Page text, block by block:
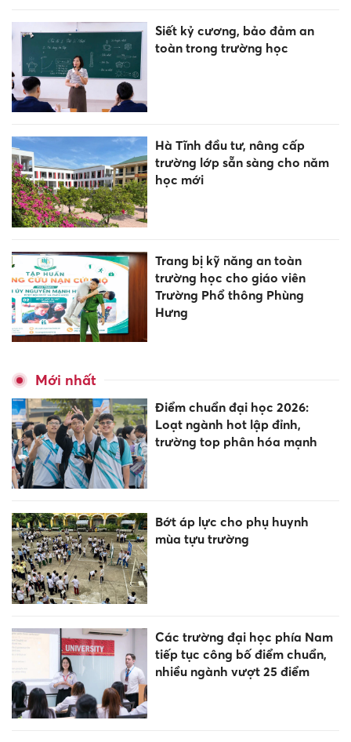
Siết kỷ cương, bảo đảm an
toàn trong trường học
Hà Tĩnh đầu tư, nâng cấp
trường lớp sẵn sàng cho năm
học mới
Trang bị kỹ năng an toàn
trường học cho giáo viên
Trường Phổ thông Phùng
Hưng
Mới nhất
Điểm chuẩn đại học 2026:
Loạt ngành hot lập đỉnh,
trường top phân hóa mạnh
Bớt áp lực cho phụ huynh
mùa tựu trường
Các trường đại học phía Nam
tiếp tục công bố điểm chuẩn,
nhiều ngành vượt 25 điểm